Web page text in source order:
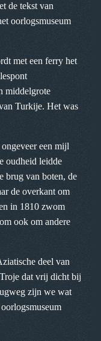
de tekst van
oorlogsmuseum
met een ferry het
middelgrote
Turkije. Het was
een mijl
oudheid leidde
brug van boten, de
de overkant om
in 1810 zwom
ook om andere
deel van
dat vrij dicht bij
zijn we wat